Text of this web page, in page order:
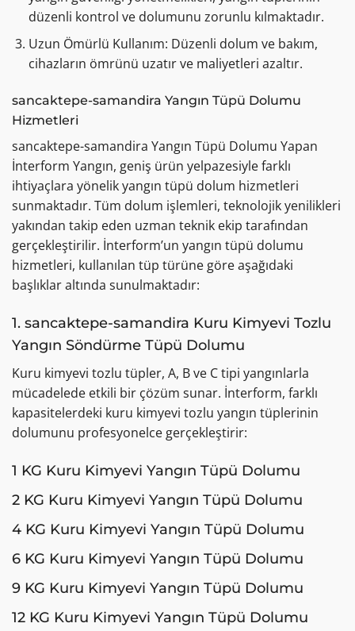
düzenli kontrol ve dolumunu zorunlu kılmaktadır.
Uzun Ömürlü Kullanım: Düzenli dolum ve bakım,
cihazların ömrünü uzatır ve maliyetleri azaltır.
sancaktepe-samandira Yangın Tüpü Dolumu
Hizmetleri
sancaktepe-samandira Yangın Tüpü Dolumu Yapan
İnterform Yangın, geniş ürün yelpazesiyle farklı
ihtiyaçlara yönelik yangın tüpü dolum hizmetleri
sunmaktadır. Tüm dolum işlemleri, teknolojik yenilikleri
yakından takip eden uzman teknik ekip tarafından
gerçekleştirilir. İnterform’un yangın tüpü dolumu
hizmetleri, kullanılan tüp türüne göre aşağıdaki
başlıklar altında sunulmaktadır:
1. sancaktepe-samandira Kuru Kimyevi Tozlu
Yangın Söndürme Tüpü Dolumu
Kuru kimyevi tozlu tüpler, A, B ve C tipi yangınlarla
mücadelede etkili bir çözüm sunar. İnterform, farklı
kapasitelerdeki kuru kimyevi tozlu yangın tüplerinin
dolumunu profesyonelce gerçekleştirir:
1 KG Kuru Kimyevi Yangın Tüpü Dolumu
2 KG Kuru Kimyevi Yangın Tüpü Dolumu
4 KG Kuru Kimyevi Yangın Tüpü Dolumu
6 KG Kuru Kimyevi Yangın Tüpü Dolumu
9 KG Kuru Kimyevi Yangın Tüpü Dolumu
12 KG Kuru Kimyevi Yangın Tüpü Dolumu